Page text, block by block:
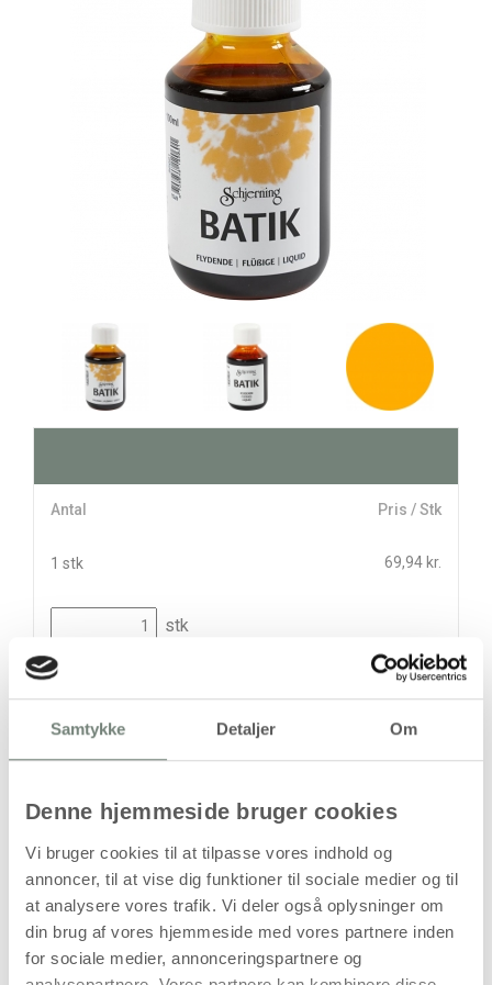
Samtykke Detaljer Om
Denne hjemmeside bruger cookies
Vi bruger cookies til at tilpasse vores indhold og
annoncer, til at vise dig funktioner til sociale medier og til
at analysere vores trafik. Vi deler også oplysninger om
din brug af vores hjemmeside med vores partnere inden
for sociale medier, annonceringspartnere og
Antal Pris / Stk
1 stk 69,94 kr.
stk
69,94kr.
(55,95kr.ekskl. moms)
Leveringsomkostninger